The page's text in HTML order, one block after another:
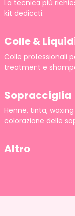
La tecnica più
kit dedicati.
Colle &
Colle professionali
treatment e
Sopracciglia
Henné, tinta,
colorazione delle
Altro